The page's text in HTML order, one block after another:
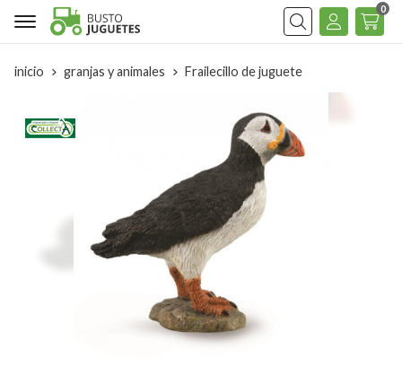
Buscar
0
inicio granjas y animales Frailecillo de juguete